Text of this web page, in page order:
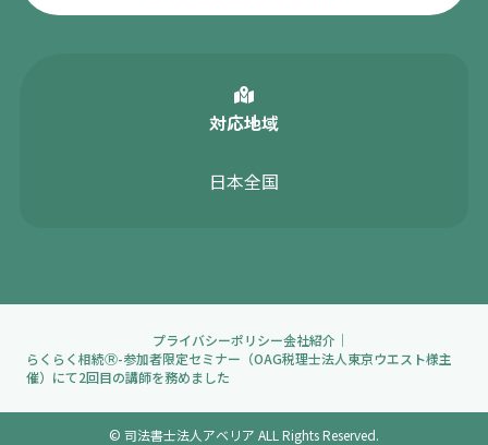
対応地域
日本全国
プライバシーポリシー会社紹介
らくらく相続Ⓡ-参加者限定セミナー（OAG税理士法人東京ウエスト様主
催）にて2回目の講師を務めました
© 司法書士法人アベリア ALL Rights Reserved.